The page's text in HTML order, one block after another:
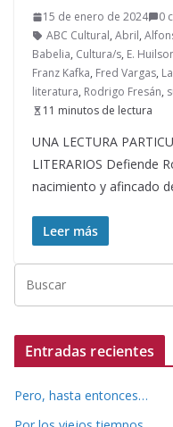
15 de enero de 2024
0
ABC Cultural, Abril,
Babelia, Cultura/s, E.
Franz Kafka, Fred Vargas,
literatura, Rodrigo Fresán,
11 minutos de lectura
UNA LECTURA
LITERARIOS Defiende
nacimiento y afincado
Leer más
Entradas recientes
Pero, hasta entonces…